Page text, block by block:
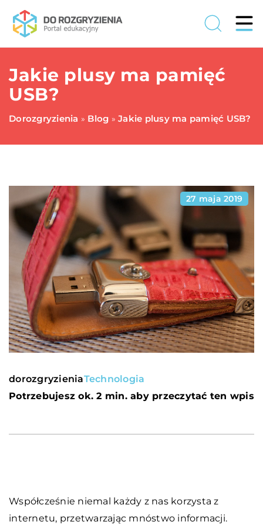
Jakie plusy ma pamięć
USB?
Dorozgryzienia » Blog » Jakie plusy ma pamięć USB?
27 maja 2019
dorozgryzieniaTechnologia
Potrzebujesz ok. 2 min. aby przeczytać ten wpis
Współcześnie niemal każdy z nas korzysta z
internetu, przetwarzając mnóstwo informacji.